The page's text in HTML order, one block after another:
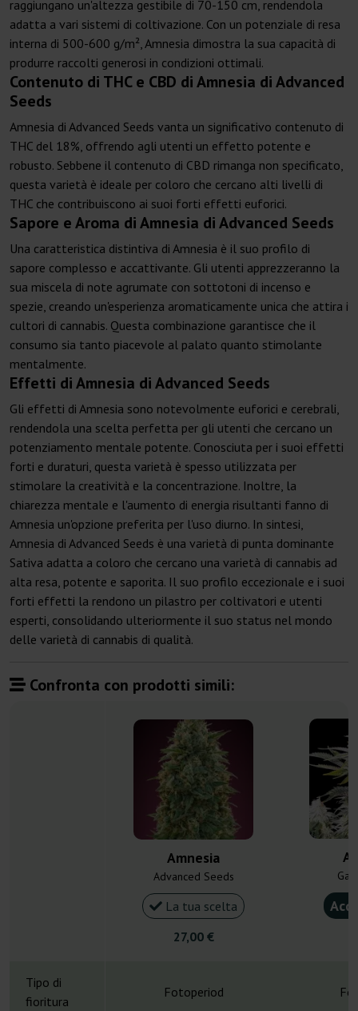
raggiungano un'altezza gestibile di 70-150 cm, rendendola
adatta a vari sistemi di coltivazione. Con un potenziale di resa
interna di 500-600 g/m², Amnesia dimostra la sua capacità di
produrre raccolti generosi in condizioni ottimali.
Contenuto di THC e CBD di Amnesia di Advanced
Seeds
Amnesia di Advanced Seeds vanta un significativo contenuto di
THC del 18%, offrendo agli utenti un effetto potente e
robusto. Sebbene il contenuto di CBD rimanga non specificato,
questa varietà è ideale per coloro che cercano alti livelli di
THC che contribuiscono ai suoi forti effetti euforici.
Sapore e Aroma di Amnesia di Advanced Seeds
Una caratteristica distintiva di Amnesia è il suo profilo di
sapore complesso e accattivante. Gli utenti apprezzeranno la
sua miscela di note agrumate con sottotoni di incenso e
spezie, creando un'esperienza aromaticamente unica che attira i
cultori di cannabis. Questa combinazione garantisce che il
consumo sia tanto piacevole al palato quanto stimolante
mentalmente.
Effetti di Amnesia di Advanced Seeds
Gli effetti di Amnesia sono notevolmente euforici e cerebrali,
rendendola una scelta perfetta per gli utenti che cercano un
potenziamento mentale potente. Conosciuta per i suoi effetti
forti e duraturi, questa varietà è spesso utilizzata per
stimolare la creatività e la concentrazione. Inoltre, la
chiarezza mentale e l'aumento di energia risultanti fanno di
Amnesia un'opzione preferita per l'uso diurno. In sintesi,
Amnesia di Advanced Seeds è una varietà di punta dominante
Sativa adatta a coloro che cercano una varietà di cannabis ad
alta resa, potente e saporita. Il suo profilo eccezionale e i suoi
forti effetti la rendono un pilastro per coltivatori e utenti
esperti, consolidando ulteriormente il suo status nel mondo
delle varietà di cannabis di qualità.
Confronta con prodotti simili:
Amnesia
Advanced Seeds
La tua scelta
27,00 €
Tipo di
fioritura
Fotoperiod